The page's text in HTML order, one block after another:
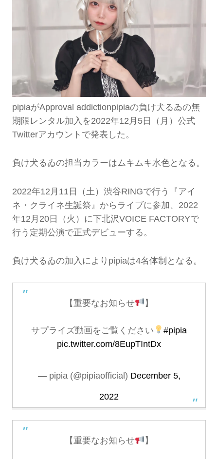
pipiaがApproval addictionpipiaの負け犬るゐの無
期限レンタル加入を2022年12月5日（月）公式
Twitterアカウントで発表した。
負け犬るゐの担当カラーはムキムキ水色となる。
2022年12月11日（土）渋谷RINGで行う『アイ
ネ・クライネ生誕祭』からライブに参加、2022
年12月20日（火）に下北沢VOICE FACTORYで
行う定期公演で正式デビューする。
負け犬るゐの加入によりpipiaは4名体制となる。
【重要なお知らせ 】
サプライズ動画をご覧ください
#pipia
pic.twitter.com/8EupTIntDx
— pipia (@pipiaofficial) December 5,
2022
【重要なお知らせ 】